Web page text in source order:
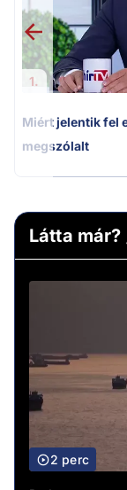
1.
Miért jelentik fel
megszólalt
Látta
2 perc